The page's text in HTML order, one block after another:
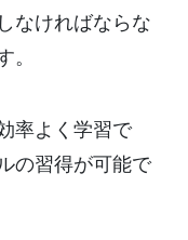
なければならな
。
率よく学習で
の習得が可能で